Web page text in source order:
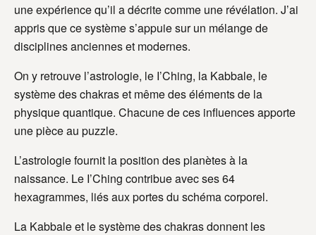
une expérience qu’il a décrite comme une révélation. J’ai
appris que ce système s’appuie sur un mélange de
disciplines anciennes et modernes.
On y retrouve l’astrologie, le I’Ching, la Kabbale, le
système des chakras et même des éléments de la
physique quantique. Chacune de ces influences apporte
une pièce au puzzle.
L’astrologie fournit la position des planètes à la
naissance. Le I’Ching contribue avec ses 64
hexagrammes, liés aux portes du schéma corporel.
La Kabbale et le système des chakras donnent les